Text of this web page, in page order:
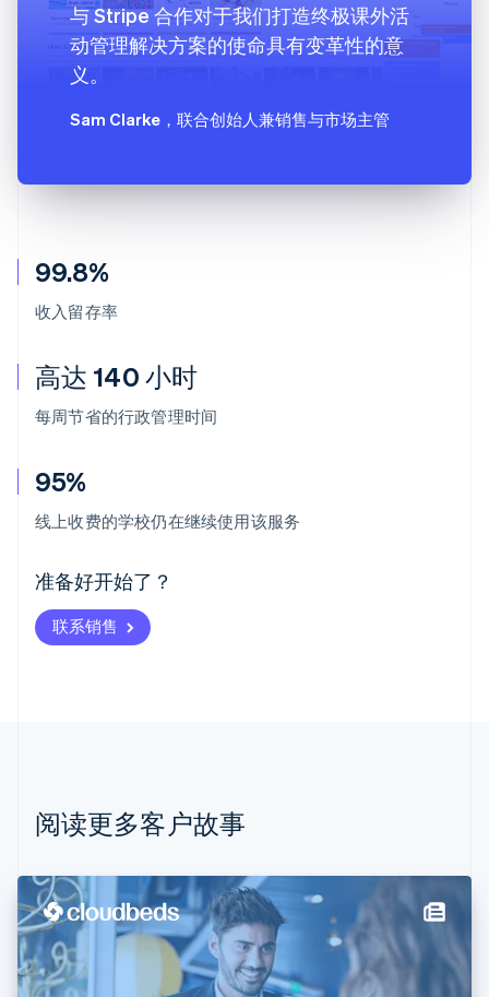
99.8%
收入留存率
高达 140 小时
每周节省的行政管理时间
95%
线上收费的学校仍在继续使用该服务
准备好开始了？
联系销售
与 Stripe 合作对于我们打造终极课外活
动管理解决方案的使命具有变革性的意
义。
Sam Clarke ，联合创始人兼销售与市场主管
阅读更多客户故事
阿联酋
爱尔兰
爱沙尼亚
English
奥地利
Deutsch English
Nederlands Français Deutsch
波兰
丹麦
English
德国
DeutschEnglish
法国
Français English